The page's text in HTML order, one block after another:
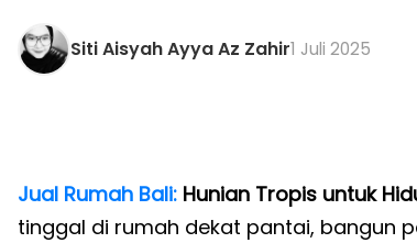
Siti Aisyah Ayya Az Zahir1 Juli 2025
Jual Rumah Bali: Hunian Tropis untuk
tinggal di rumah dekat pantai, bangun